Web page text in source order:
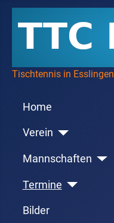
Tischtennis in Esslingen
Home
Verein
Mannschaften
Termine
Bilder